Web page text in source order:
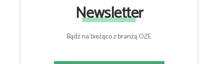
Newsletter
Bądź na bieżąco z branżą OZE